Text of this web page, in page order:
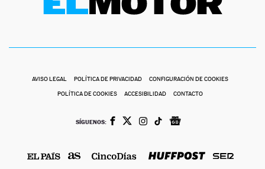
AVISO LEGAL POLÍTICA DE PRIVACIDAD CONFIGURACIÓN DE COOKIES
POLÍTICA DE COOKIES ACCESIBILIDAD CONTACTO
SÍGUENOS: